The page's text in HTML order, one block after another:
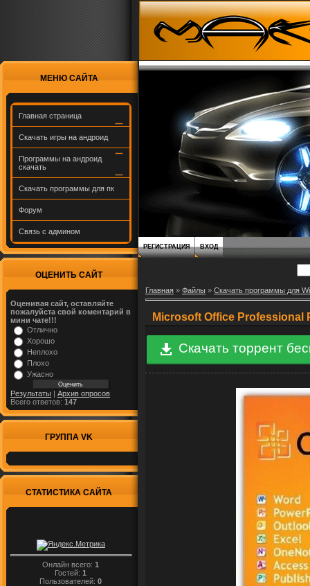
МЕНЮ САЙТА
Главная страница
Скачать игры на андроид
Программы на андроид
скачать
Скачать программы для пк
Форум
Связь с админом
ОЦЕНИТЬ САЙТ
Оценивая сайт, оставляйте
пожалуйста свой коментарий в
мини чате!!!
Отлично
Хорошо
Неплохо
Плохо
Ужасно
Результаты | Архив опросов
Всего ответов: 147
ГРУППА VK
СТАТИСТИКА САЙТА
Онлайн всего:1
Гостей:1
Пользователей:0
РЕГИСТРАЦИЯ ВХОД
Главная » Файлы » Скачать программы для
Microsoft Office Professional
Скачать торрент